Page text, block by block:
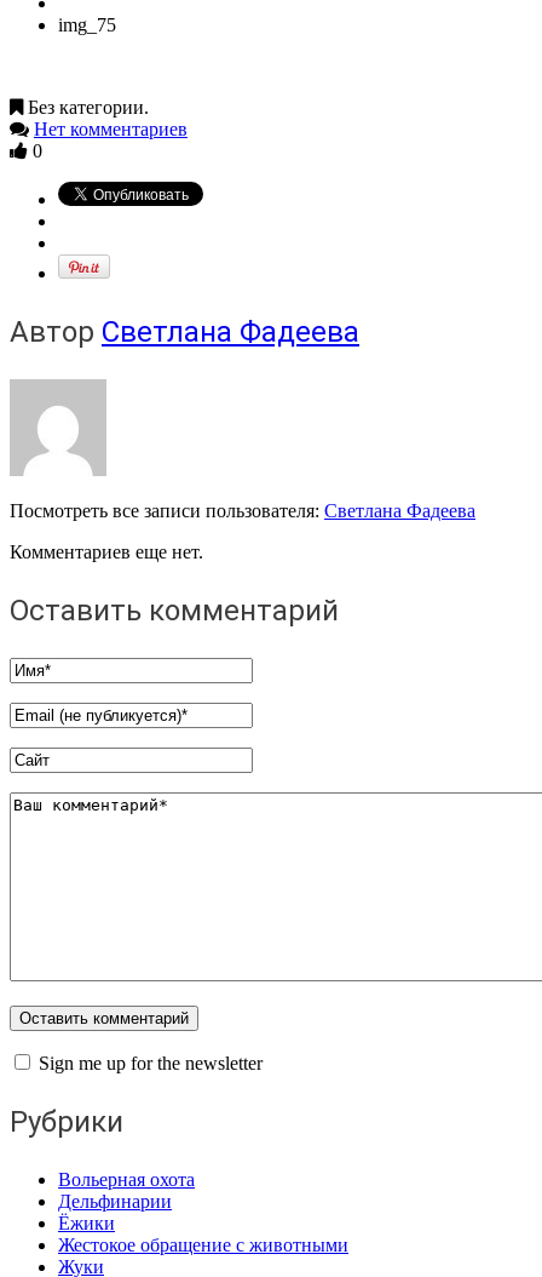
img_75
Без категории.
Нет комментариев
0
Автор Светлана Фадеева
Посмотреть все записи пользователя: Светлана Фадеева
Комментариев еще нет.
Оставить комментарий
Sign me up for the newsletter
Рубрики
Вольерная охота
Дельфинарии
Ёжики
Жестокое обращение с животными
Жуки